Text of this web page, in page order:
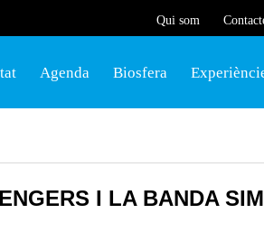
Qui som
Agenda Biosfera
I LA BANDA